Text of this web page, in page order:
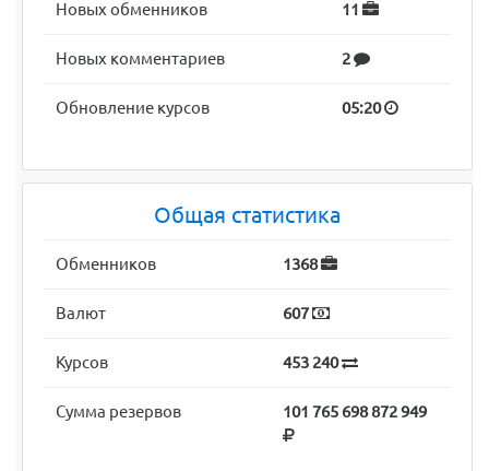
Новых обменников 11
Новых комментариев 2
Обновление курсов 05:20
Общая статистика
Обменников 1368
Валют 607
Курсов 453 240
Сумма резервов 101 765 698 872 949